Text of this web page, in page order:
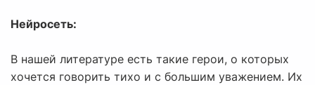
Нейросеть:
В нашей литературе есть такие герои, о которых
хочется говорить тихо и с большим уважением. Их